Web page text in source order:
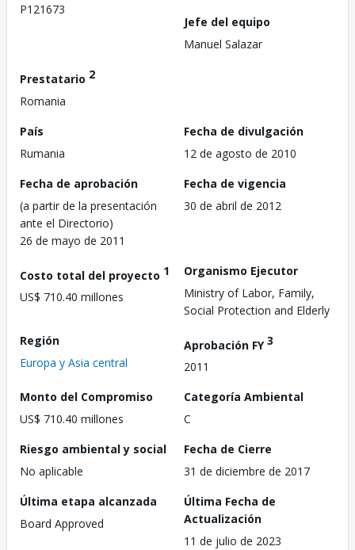
P121673
Jefe del equipo
Manuel Salazar
Prestatario 2
Romania
País
Rumania
Fecha de divulgación
12 de agosto de 2010
Fecha de aprobación
(a partir de la presentación
ante el Directorio)
26 de mayo de 2011
Fecha de vigencia
30 de abril de 2012
Costo total del proyecto 1
US$ 710.40 millones
Organismo Ejecutor
Ministry of Labor, Family,
Social Protection and Elderly
Región
Europa y Asia central
Aprobación FY3
2011
Monto del Compromiso
US$ 710.40 millones
Categoría Ambiental
C
Riesgo ambiental y social
No aplicable
Fecha de Cierre
31 de diciembre de 2017
Última etapa alcanzada
Board Approved
Última Fecha de
Actualización
11 de julio de 2023